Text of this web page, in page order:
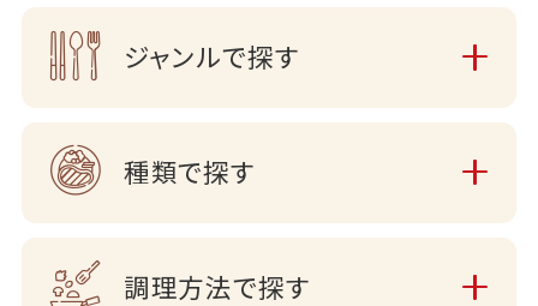
ジャンルで探す
種類で探す
調理方法で探す